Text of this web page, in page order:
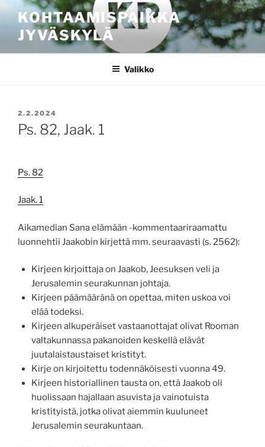
sisältöönKOHTAAMISPAIKKA
JYVÄSKYLÄ
Valikko
JULKAISTU
2.2.2024
Ps. 82, Jaak. 1
Ps. 82
Jaak. 1
Aikamedian Sana elämään -kommentaariraamattu
luonnehtii Jaakobin kirjettä mm. seuraavasti (s. 2562):
Kirjeen kirjoittaja on Jaakob, Jeesuksen veli ja
Jerusalemin seurakunnan johtaja.
Kirjeen päämääränä on opettaa, miten uskoa voi
elää todeksi.
Kirjeen alkuperäiset vastaanottajat olivat Rooman
valtakunnassa pakanoiden keskellä elävät
juutalaistaustaiset kristityt.
Kirje on kirjoitettu todennäköisesti vuonna 49.
Kirjeen historiallinen tausta on, että Jaakob oli
huolissaan hajallaan asuvista ja vainotuista
kristityistä, jotka olivat aiemmin kuuluneet
Jerusalemin seurakuntaan.